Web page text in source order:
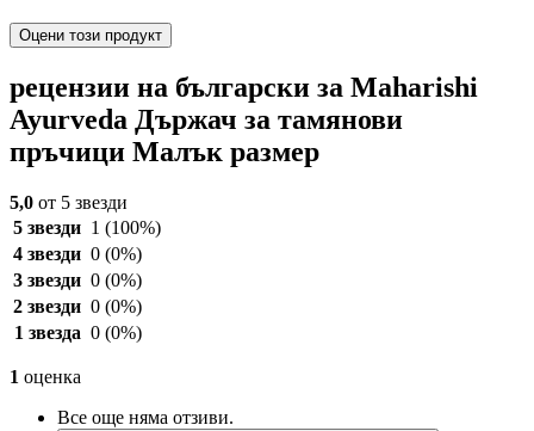
Оцени този продукт
рецензии на български за Maharishi
Ayurveda Държач за тамянови
пръчици Малък размер
5,0 от 5 звезди
5 звезди 1 (100%)
4 звезди 0 (0%)
3 звезди 0 (0%)
2 звезди 0 (0%)
1 звезда 0 (0%)
1 оценка
Все още няма отзиви.